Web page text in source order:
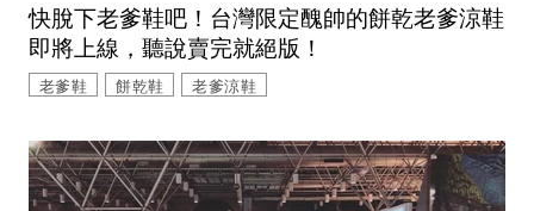
快脫下老爹鞋吧！台灣限定醜帥的餅乾老爹涼鞋
即將上線，聽說賣完就絕版！
老爹鞋 餅乾鞋 老爹涼鞋